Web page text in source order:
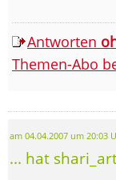
Antworten
Themen-Abo
am 04.04.2007 um 20:03
... hat